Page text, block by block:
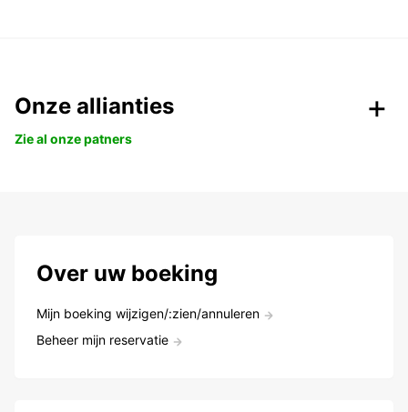
Onze allianties
Zie al onze patners
Over uw boeking
Mijn boeking wijzigen/:zien/annuleren
Beheer mijn reservatie